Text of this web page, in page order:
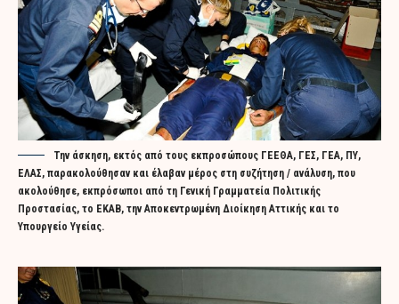
Την άσκηση, εκτός από τους εκπροσώπους ΓΕΕΘΑ, ΓΕΣ, ΓΕΑ, ΠΥ,
ΕΛΑΣ, παρακολούθησαν και έλαβαν μέρος στη συζήτηση / ανάλυση, που
ακολούθησε, εκπρόσωποι από τη Γενική Γραμματεία Πολιτικής
Προστασίας, το ΕΚΑΒ, την Αποκεντρωμένη Διοίκηση Αττικής και το
Υπουργείο Υγείας.